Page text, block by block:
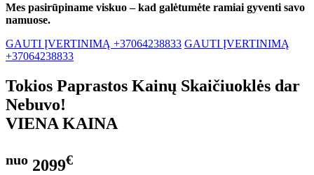
Mes pasirūpiname viskuo – kad galėtumėte ramiai gyventi savo
namuose.
GAUTI ĮVERTINIMĄ +37064238833 GAUTI ĮVERTINIMĄ
+37064238833
Tokios Paprastos Kainų Skaičiuoklės dar
Nebuvo!
VIENA KAINA
nuo 2099€